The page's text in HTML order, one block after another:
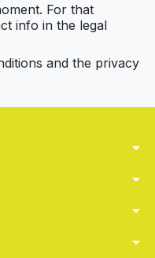
For that
info in the legal
and the privacy
arrow_drop_down
arrow_drop_down
arrow_drop_down
arrow_drop_down